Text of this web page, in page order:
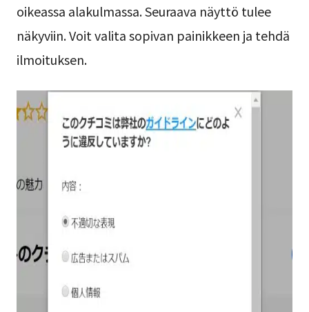
oikeassa alakulmassa. Seuraava näyttö tulee
näkyviin. Voit valita sopivan painikkeen ja tehdä
ilmoituksen.